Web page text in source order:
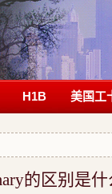
H1B 美国工
的区别是什